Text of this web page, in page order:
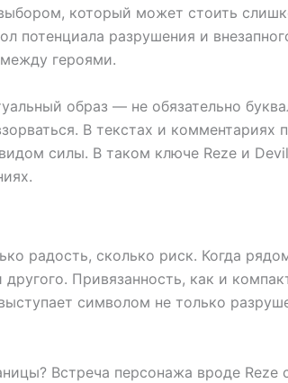
который может стоить
потенциала разрушения и
героями.
образ — не обязательно
В текстах и комментариях
силы. В таком ключе Reze и
радость, сколько риск. Когда
Привязанность, как и
символом не только
Встреча персонажа вроде Reze